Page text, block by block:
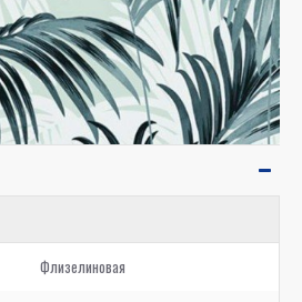
Флизелиновая